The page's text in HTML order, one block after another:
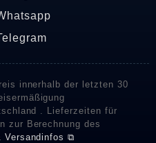
innerhalb der letzten 30
. Lieferzeiten für
zur Berechnung des
Versandinfos ⧉